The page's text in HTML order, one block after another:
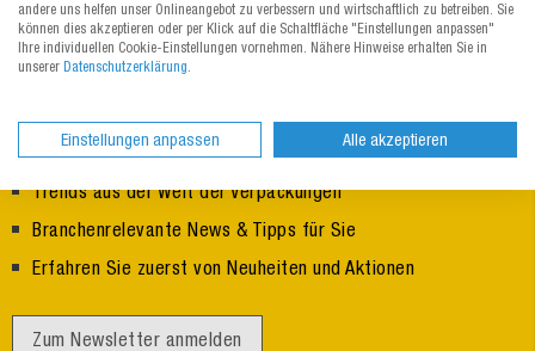
Der MEDEWO Newsletter :
Trends aus der Welt der Verpackungen
Branchenrelevante News & Tipps für Sie
Erfahren Sie zuerst von Neuheiten und Aktionen
Zum Newsletter anmelden
andere uns helfen unser Onlineangebot zu verbessern und wirtschaftlich zu betreiben. Sie
können dies akzeptieren oder per Klick auf die Schaltfläche "Einstellungen anpassen"
Ihre individuellen Cookie-Einstellungen vornehmen. Nähere Hinweise erhalten Sie in
unserer Datenschutzerklärung.
Einstellungen anpassen Alle akzeptieren